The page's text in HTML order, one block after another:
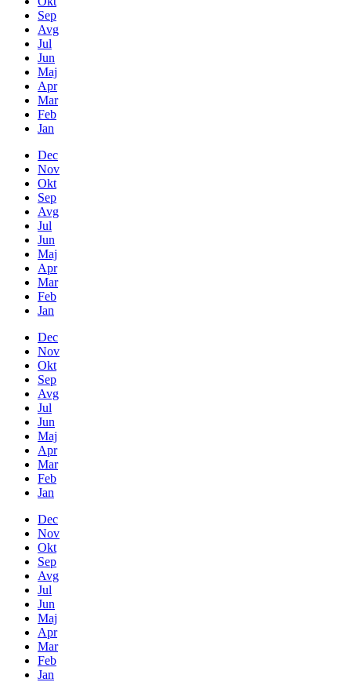
Sep
Avg
Jul
Jun
Maj
Apr
Mar
Feb
Jan
Dec
Nov
Okt
Sep
Avg
Jul
Jun
Maj
Apr
Mar
Feb
Jan
Dec
Nov
Okt
Sep
Avg
Jul
Jun
Maj
Apr
Mar
Feb
Jan
Dec
Nov
Okt
Sep
Avg
Jul
Jun
Maj
Apr
Mar
Feb
Jan